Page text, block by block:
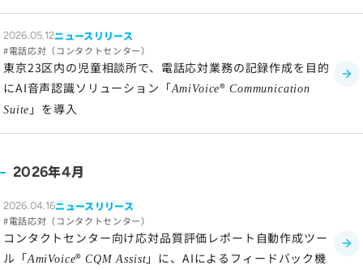
2026.05.12ニュースリリース
電話応対（コンタクトセンター）
東京23区内の児童相談所で、電話応対業務の記録作成を目的
にAI音声認識ソリューション「AmiVoice® Communication
Suite 」を導入
2026年4月
2026.04.16ニュースリリース
電話応対（コンタクトセンター）
コンタクトセンター向け応対品質評価レポート自動作成ツー
ル「AmiVoice®CQM Assist 」に、AIによるフィードバック機